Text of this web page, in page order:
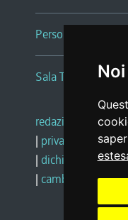
Persone e Uffici
Sala Tiziano
redazione web |
| privacy
social
| dichiarazione di
| cambio